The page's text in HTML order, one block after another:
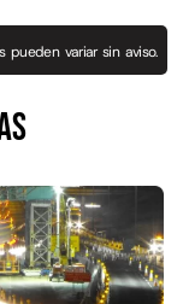
pueden variar sin aviso.